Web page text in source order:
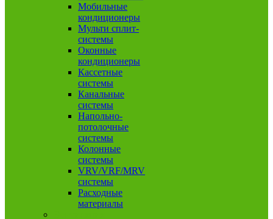
Мобильные
кондиционеры
Мульти сплит-
системы
Оконные
кондиционеры
Кассетные
системы
Канальные
системы
Напольно-
потолочные
системы
Колонные
системы
VRV/VRF/MRV
системы
Расходные
материалы